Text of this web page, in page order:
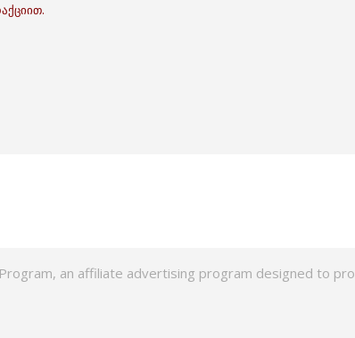
an affiliate advertising program designed to